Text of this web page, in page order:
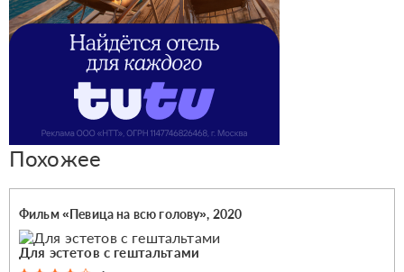
Похожее
Фильм «Певица на всю голову», 2020
Для эстетов с гештальтами